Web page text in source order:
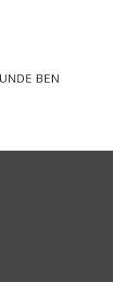
BEN